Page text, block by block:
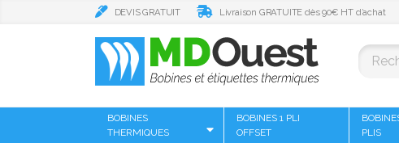
DEVIS GRATUIT Livraison GRATUITE dès 90€ HT d’achat
BOBINES
THERMIQUES
BOBINES 1 PLI
OFFSET
PLIS